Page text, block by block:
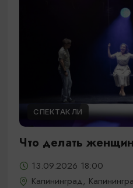
СПЕКТАКЛИ
Что делать
13.09.2026 18:00
Калининград,